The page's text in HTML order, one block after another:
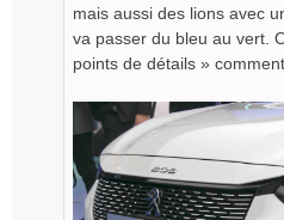
mais aussi des lions avec
va passer du bleu au vert.
points de détails »